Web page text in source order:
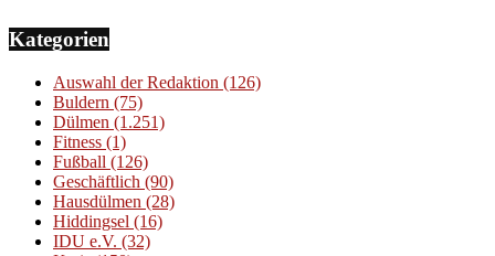
Kategorien
Auswahl der Redaktion (126)
Buldern (75)
Dülmen (1.251)
Fitness (1)
Fußball (126)
Geschäftlich (90)
Hausdülmen (28)
Hiddingsel (16)
IDU e.V. (32)